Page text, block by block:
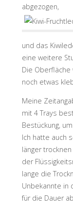
abgezogen,
und das
eine weitere
Die Oberfläche
noch etwas
Meine
mit 4 Trays
Bestückung,
Ich hatte auch
länger
der
lange die
Unbekannte in
für die Dauer